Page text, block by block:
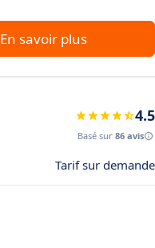
En savoir plus
4.5
Basé sur 86 avis
Tarif sur demande